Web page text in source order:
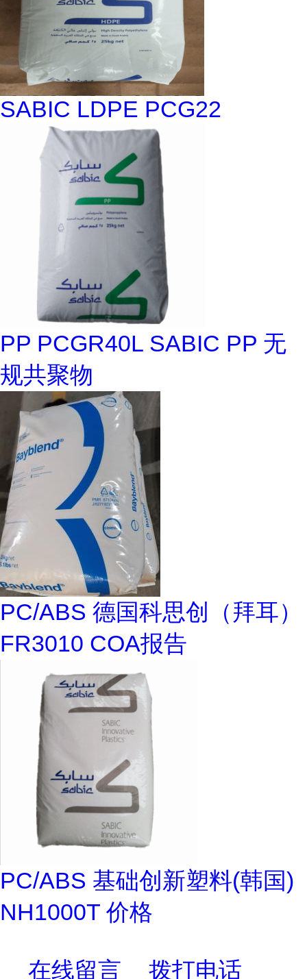
SABIC LDPE PCG22
PP PCGR40L SABIC PP 无
规共聚物
PC/ABS 德国科思创（拜耳）
FR3010 COA报告
PC/ABS 基础创新塑料(韩国)
NH1000T 价格
在线留言 拨打电话